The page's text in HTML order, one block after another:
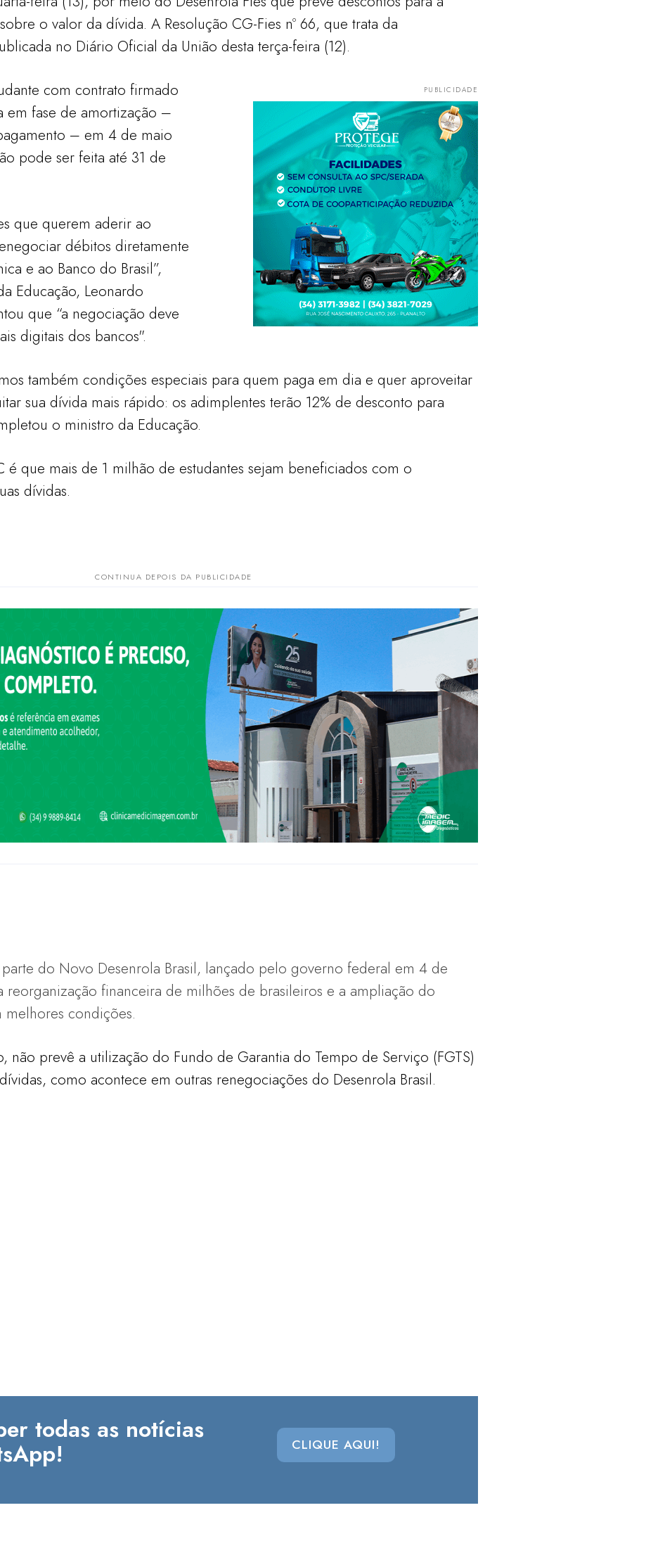
o valor da dívida. A Resolução CG-Fies nº 66, que trata da
no Diário Oficial da União desta terça-feira (12).
com contrato firmado
em fase de amortização –
– em 4 de maio
pode ser feita até 31 de
que querem aderir ao
débitos diretamente
e ao Banco do Brasil”,
Educação, Leonardo
que “a negociação deve
digitais dos bancos".
também condições especiais para quem paga em dia e quer aproveitar
sua dívida mais rápido: os adimplentes terão 12% de desconto para
o ministro da Educação.
é que mais de 1 milhão de estudantes sejam beneficiados com o
dívidas.
do Novo Desenrola Brasil, lançado pelo governo federal em 4 de
reorganização financeira de milhões de brasileiros e a ampliação do
condições.
não prevê a utilização do Fundo de Garantia do Tempo de Serviço (FGTS)
como acontece em outras renegociações do Desenrola Brasil.
todas as notícias CLIQUE AQUI!